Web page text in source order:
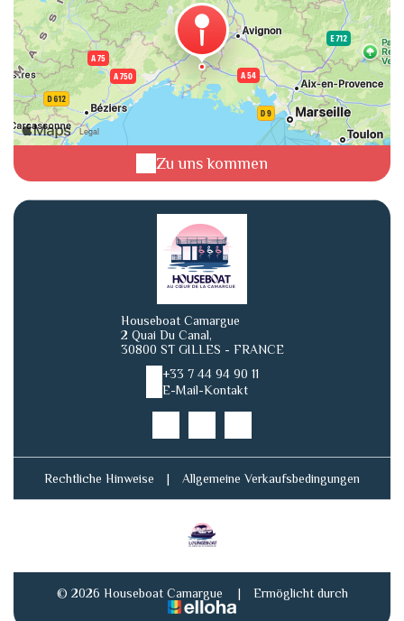
Zu uns kommen
Houseboat Camargue
2 Quai Du Canal,
30800 ST GILLES - FRANCE
+33 7 44 94 90 11
E-Mail-Kontakt
Rechtliche Hinweise | Allgemeine Verkaufsbedingungen
© 2026 Houseboat Camargue | Ermöglicht durch